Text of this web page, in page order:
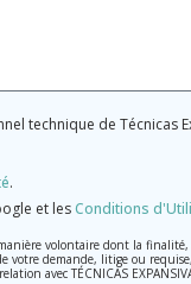
technique de
.
et lesConditions
volontaire dont la
demande, litige ou
avec TÉCNICAS